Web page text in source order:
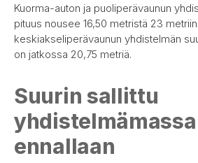
Kuorma-auton ja puoliperävaunun
pituus nousee 16,50 metristä 23
keskiakseliperävaunun yhdistelmän
on jatkossa 20,75 metriä.
Suurin sallittu
ennallaan